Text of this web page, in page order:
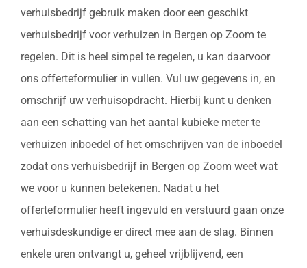
verhuisbedrijf gebruik maken door een geschikt
verhuisbedrijf voor verhuizen in Bergen op Zoom te
regelen. Dit is heel simpel te regelen, u kan daarvoor
ons offerteformulier in vullen. Vul uw gegevens in, en
omschrijf uw verhuisopdracht. Hierbij kunt u denken
aan een schatting van het aantal kubieke meter te
verhuizen inboedel of het omschrijven van de inboedel
zodat ons verhuisbedrijf in Bergen op Zoom weet wat
we voor u kunnen betekenen. Nadat u het
offerteformulier heeft ingevuld en verstuurd gaan onze
verhuisdeskundige er direct mee aan de slag. Binnen
enkele uren ontvangt u, geheel vrijblijvend, een